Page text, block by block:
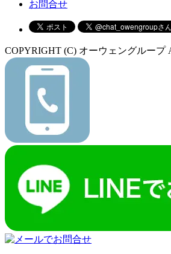
お問合せ
COPYRIGHT (C) オーウェングループ